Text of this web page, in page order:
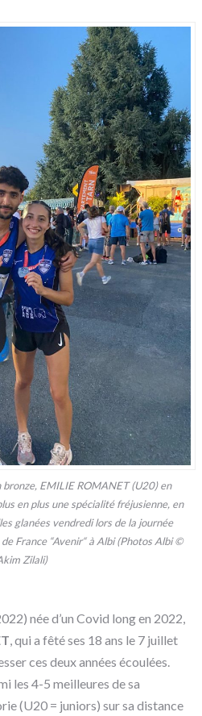
EMILIE ROMANET (U20) en
en plus une spécialité fréjusienne, en
glanées vendredi lors de la journée
France “Avenir“ à Albi (Photos Albi ©
Zilali)
née d’un Covid long en 2022,
, qui a fêté ses 18 ans le 7 juillet
ces deux années écoulées.
les 4-5 meilleures de sa
(U20 = juniors) sur sa distance